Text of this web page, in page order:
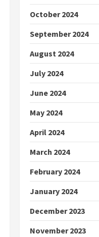
October 2024
September 2024
August 2024
July 2024
June 2024
May 2024
April 2024
March 2024
February 2024
January 2024
December 2023
November 2023